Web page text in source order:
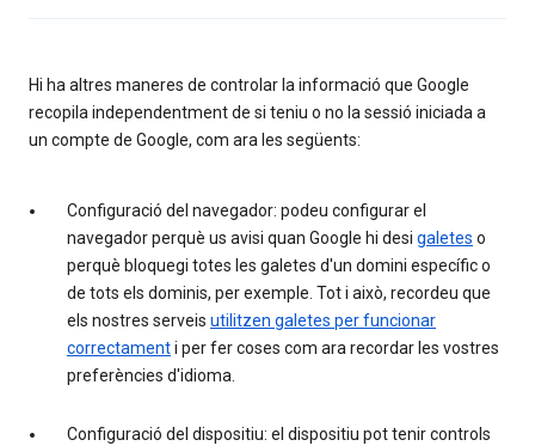
Hi ha altres maneres de controlar la informació que Google
recopila independentment de si teniu o no la sessió iniciada a
un compte de Google, com ara les següents:
Configuració del navegador: podeu configurar el
navegador perquè us avisi quan Google hi desi galetes o
perquè bloquegi totes les galetes d'un domini específic o
de tots els dominis, per exemple. Tot i això, recordeu que
els nostres serveis utilitzen galetes per funcionar
correctamenti per fer coses com ara recordar les vostres
preferències d'idioma.
Configuració del dispositiu: el dispositiu pot tenir controls